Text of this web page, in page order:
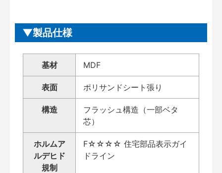
製品仕様
基材 MDF
表面 ポリサンドシート張り
構造
フラッシュ構造（一部ベタ
芯）
ホルムア
ルデヒド
規制
F☆☆☆☆ 住宅部品表示ガイ
ドライン